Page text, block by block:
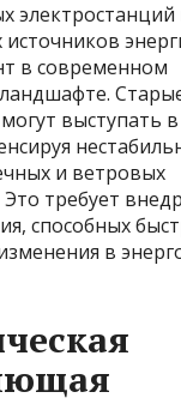
в современном
выступать в
и ветровых
требует
способных
в